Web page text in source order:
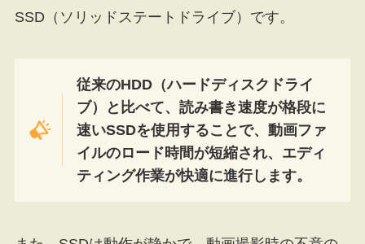
SSD（ソリッドステートドライブ）です。
従来のHDD（ハードディスクドライ
ブ）と比べて、読み書き速度が格段に
速いSSDを使用することで、動画ファ
イルのロード時間が短縮され、エディ
ティング作業が快適に進行します。